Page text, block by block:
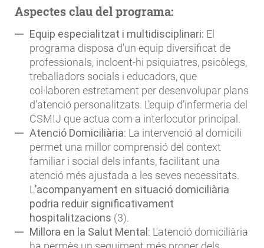
Aspectes clau del programa:
Equip especialitzat i multidisciplinari: El
programa disposa d'un equip diversificat de
professionals, incloent-hi psiquiatres, psicòlegs,
treballadors socials i educadors, que
col·laboren estretament per desenvolupar plans
d'atenció personalitzats. L’equip d’infermeria del
CSMIJ que actua com a interlocutor principal.
Atenció Domiciliària: La intervenció al domicili
permet una millor comprensió del context
familiar i social dels infants, facilitant una
atenció més ajustada a les seves necessitats.
L ’acompanyament en situació domiciliària
podria reduir significativament
hospitalitzacions (3).
Millora en la Salut Mental: L'atenció domiciliària